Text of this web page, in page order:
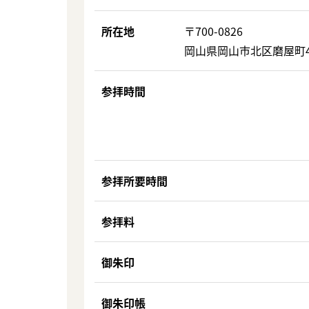
所在地
〒700-0826
岡山県岡山市北区磨屋
参拝時間
参拝所要時間
参拝料
御朱印
御朱印帳